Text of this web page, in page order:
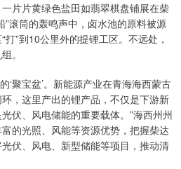
片片黄绿色盐田如翡翠棋盘铺展在柴
”滚筒的轰鸣声中，卤水池的原料被源
”到10公里外的提锂工区。不远处，
。
‘聚宝盆’。新能源产业在青海海西蒙古
，这里产出的锂产品，不仅是下游新
伏、风电储能的重要载体。”海西州州
的光照、风能等资源优势，把握柴达
伏、风电、新型储能等项目，推动清